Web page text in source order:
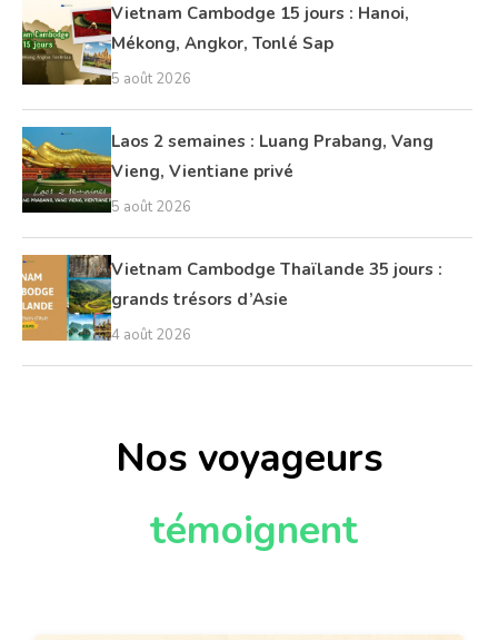
Vietnam Cambodge 15 jours : Hanoi,
Mékong, Angkor, Tonlé Sap
5 août 2026
Laos 2 semaines : Luang Prabang, Vang
Vieng, Vientiane privé
5 août 2026
Vietnam Cambodge Thaïlande 35 jours :
grands trésors d’Asie
4 août 2026
Nos voyageurs
témoignent